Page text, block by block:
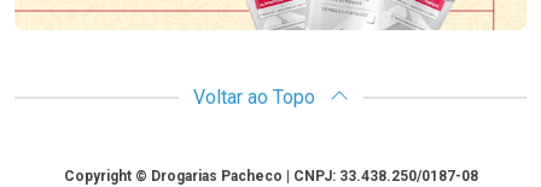
Voltar ao Topo
CopyrightCopyright © Drogarias Pacheco | CNPJ: 33.438.250/0187-08